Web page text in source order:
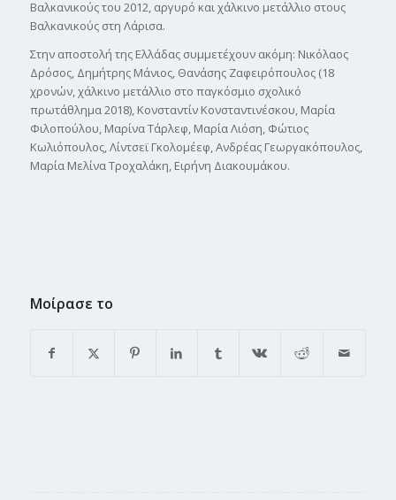
Βαλκανικούς του 2012, αργυρό και χάλκινο μετάλλιο στους
Βαλκανικούς στη Λάρισα.
Στην αποστολή της Ελλάδας συμμετέχουν ακόμη: Νικόλαος
Δρόσος, Δημήτρης Μάνιος, Θανάσης Ζαφειρόπουλος (18
χρονών, χάλκινο μετάλλιο στο παγκόσμιο σχολικό
πρωτάθλημα 2018), Κονσταντίν Κονσταντινέσκου, Μαρία
Φιλοπούλου, Μαρίνα Τάρλεφ, Μαρία Λιόση, Φώτιος
Κωλιόπουλος, Λίντσεϊ Γκολομέεφ, Ανδρέας Γεωργακόπουλος,
Μαρία Μελίνα Τροχαλάκη, Ειρήνη Διακουμάκου.
Μοίρασε το